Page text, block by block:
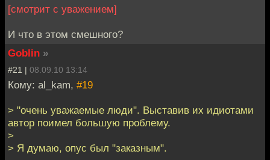
[смотрит с уважением]
И что в этом смешного?
Goblin »
#21 | 08.09.10 13:14
Кому: al_kam, #19
> "очень уважаемые люди". Выставив их идиотами
автор поимел большую проблему.
>
> Я думаю, опус был "заказным".